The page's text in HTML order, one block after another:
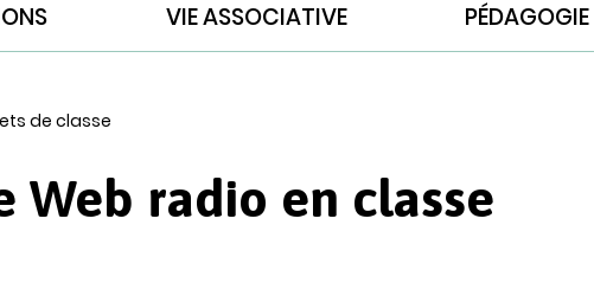
VIE ASSOCIATIVE PÉDAGOGIE
de classe
Web radio en classe